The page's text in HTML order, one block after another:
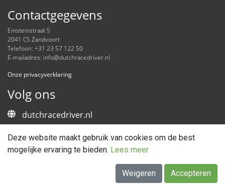
Contactgegevens
Einsteinstraat 5
2041 CS Zandvoort
Telefoon: +31 23 57 122 50
E-mailadres: info@dutchracedriver.nl
Onze privacyverklaring
Volg ons
dutchracedriver.nl
Nieuwsbrief
Facebook
Deze website maakt gebruik van cookies om de best
mogelijke ervaring te bieden. Lees meer
Weigeren Accepteren